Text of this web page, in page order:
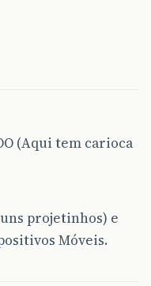
(Aqui tem carioca
projetinhos) e
Móveis.